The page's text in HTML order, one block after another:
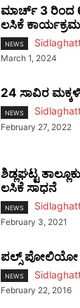
ಮಾರ್ಚ್ 3 ರಿಂದ
ಲಸಿಕೆ ಕಾರ್ಯಕ್ರಮ
NEWS
March 1, 2024
24 ಸಾವಿರ
NEWS
February 27, 2022
ಶಿಡ್ಲಘಟ್ಟ
ಲಸಿಕೆ ಸಾಧನೆ
NEWS
February 3, 2021
ಪಲ್ಸ್ ಪೋಲಿಯೋ
NEWS
February 22, 2016